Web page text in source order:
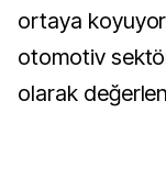
ortaya
otomotiv
olarak